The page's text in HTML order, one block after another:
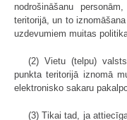
nodrošināšanu
teritorijā, un to
uzdevumiem muitas
(2) Vietu (telpu)
punkta teritorijā iznomā
elektronisko sakaru
(3) Tikai tad, ja